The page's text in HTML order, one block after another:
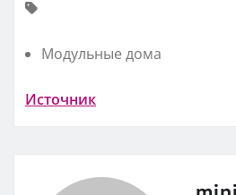
Модульные дома
Источник